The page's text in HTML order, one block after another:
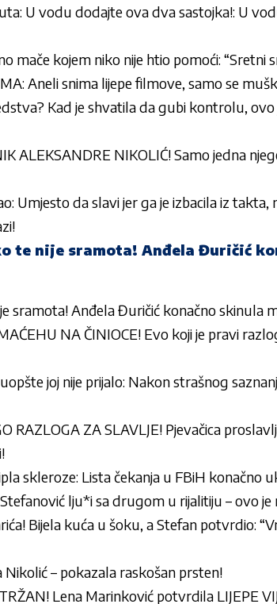
U vodu dodajte ova dva sastojka!: U
mače kojem niko nije htio pomoći: “Sretni
Aneli snima lijepe filmove, samo se
Kad je shvatila da gubi kontrolu,
ALEKSANDRE NIKOLIĆ! Samo jedna
Umjesto da slavi jer ga je izbacila iz takta,
te nije sramota! Anđela Đuričić
sramota! Anđela Đuričić konačno skinula
NA ČINIOCE! Evo koji je pravi
joj nije prijalo: Nakon strašnog
RAZLOGA ZA SLAVLJE! Pjevačica
skleroze: Lista čekanja u FBiH konačno
lju*i sa drugom u rijalitiju – ovo je
Bijela kuća u šoku, a Stefan potvrdio:
Nikolić – pokazala raskošan prsten!
Lena Marinković potvrdila LIJEPE